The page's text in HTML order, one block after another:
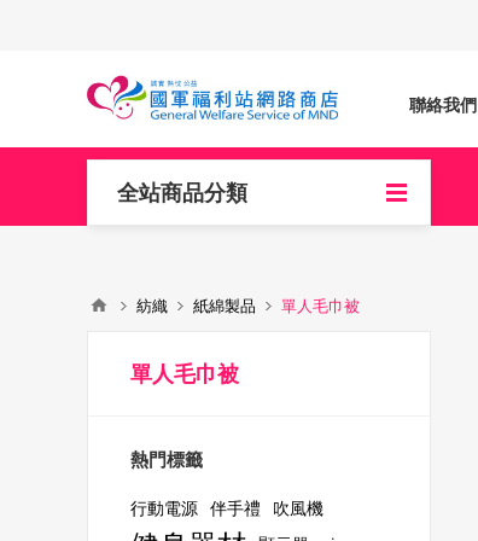
聯絡我們
全站商品分類
紡織 紙綿製品 單人毛巾被
單人毛巾被
熱門標籤
行動電源 伴手禮 吹風機